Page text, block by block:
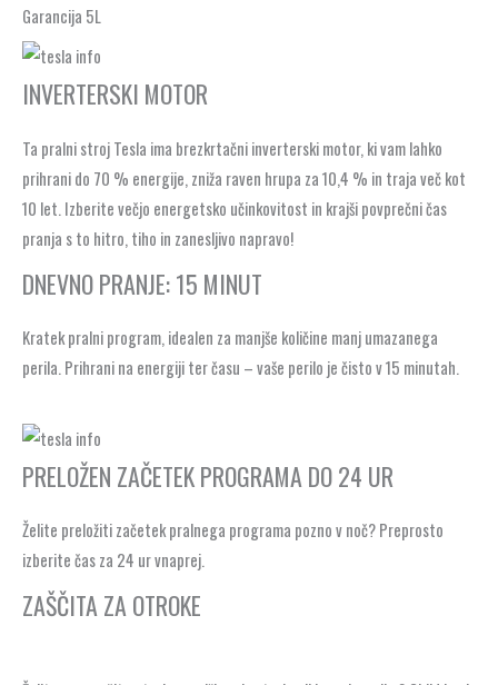
Garancija 5L
INVERTERSKI MOTOR
Ta pralni stroj Tesla ima brezkrtačni inverterski motor, ki vam lahko
prihrani do 70 % energije, zniža raven hrupa za 10,4 % in traja več kot
10 let. Izberite večjo energetsko učinkovitost in krajši povprečni čas
pranja s to hitro, tiho in zanesljivo napravo!
DNEVNO PRANJE: 15 MINUT
Kratek pralni program, idealen za manjše količine manj umazanega
perila. Prihrani na energiji ter času – vaše perilo je čisto v 15 minutah.
PRELOŽEN ZAČETEK PROGRAMA DO 24 UR
Želite preložiti začetek pralnega programa pozno v noč? Preprosto
izberite čas za 24 ur vnaprej.
ZAŠČITA ZA OTROKE